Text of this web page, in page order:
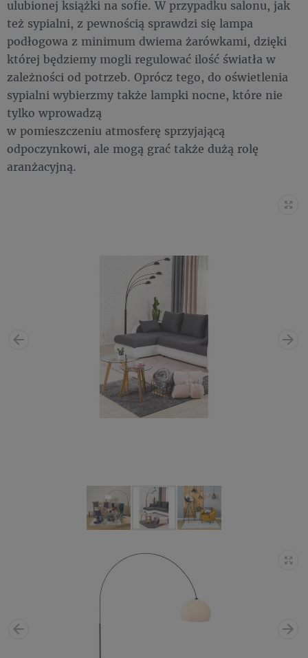
ulubionej książki na sofie. W przypadku salonu, jak
też sypialni, z pewnością sprawdzi się lampa
podłogowa z minimum dwiema żarówkami, dzięki
której będziemy mogli regulować ilość światła w
zależności od potrzeb. Oprócz tego, do oświetlenia
sypialni wybierzmy także lampki nocne, które nie
tylko wprowadzą
w pomieszczeniu atmosferę sprzyjającą
odpoczynkowi, ale mogą grać także dużą rolę
aranżacyjną.